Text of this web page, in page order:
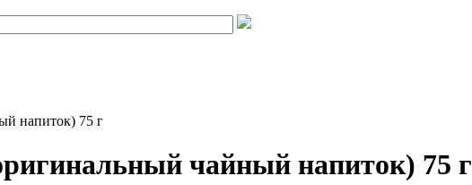
напиток) 75 г
чайный напиток) 75 г